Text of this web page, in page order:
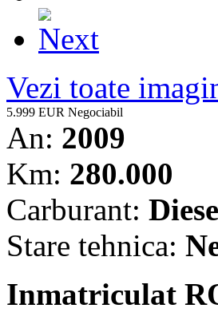
Vezi toate
5.999 EUR Negociabil
An: 2009
Km: 280.000
Carburant:
Stare tehnica:
Inmatriculat